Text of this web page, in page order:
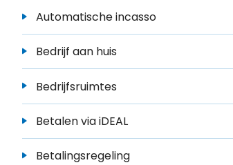
Automatische incasso
Bedrijf aan huis
Bedrijfsruimtes
Betalen via iDEAL
Betalingsregeling